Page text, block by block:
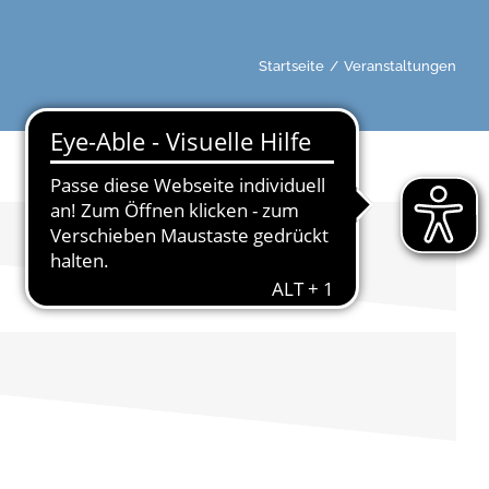
Startseite / Veranstaltungen